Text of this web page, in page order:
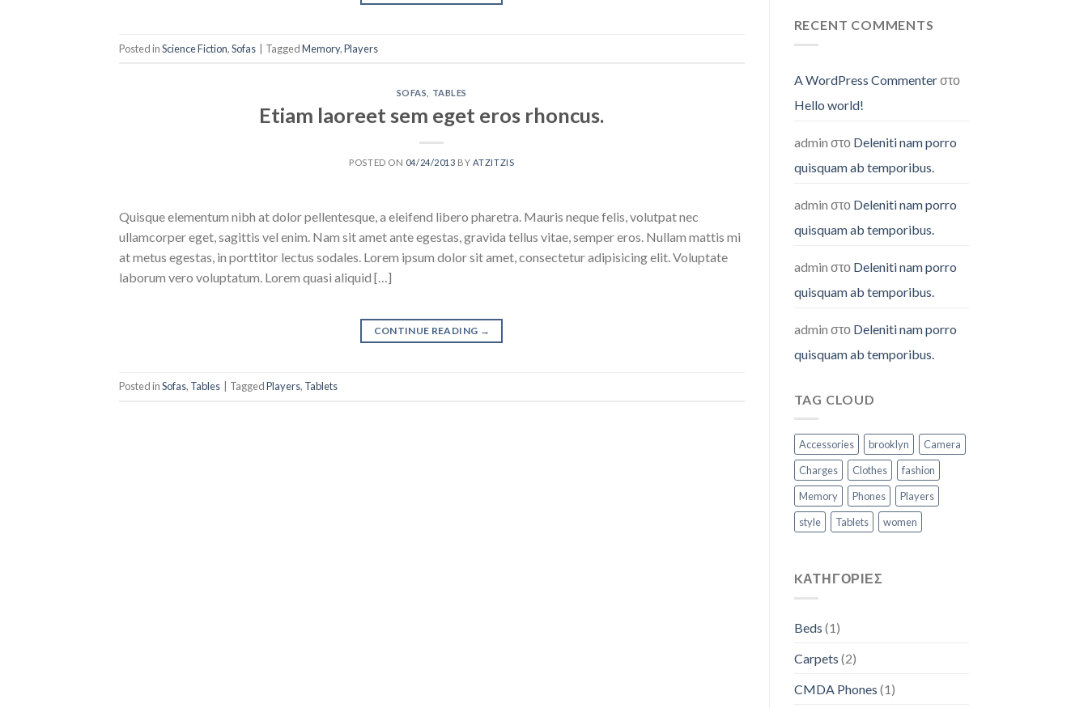
Posted inScience Fiction,Sofas TaggedMemory,Players
SOFAS TABLES
Etiam laoreet sem eget eros rhoncus.
POSTED ON 04/24/2013 BY ATZITZIS
Quisque elementum nibh at dolor pellentesque, a eleifend libero pharetra. Mauris neque felis, volutpat nec
ullamcorper eget, sagittis vel enim. Nam sit amet ante egestas, gravida tellus vitae, semper eros. Nullam mattis mi
at metus egestas, in porttitor lectus sodales. Lorem ipsum dolor sit amet, consectetur adipisicing elit. Voluptate
laborum vero voluptatum. Lorem quasi aliquid […]
CONTINUE READING →
Posted inSofas, Tables TaggedPlayers, Tablets
RECENT COMMENTS
A WordPress Commenterστο
Hello world!
admin στο Deleniti nam porro
quisquam ab temporibus.
admin στο Deleniti nam porro
quisquam ab temporibus.
admin στο Deleniti nam porro
quisquam ab temporibus.
admin στο Deleniti nam porro
quisquam ab temporibus.
TAG CLOUD
Accessories brooklyn
Camera
Charges
Clothes
fashion
Memory
Phones
Players
style
Tablets women
KΑΤΗΓΟΡΊΕΣ
Beds (1)
Carpets (2)
CMDA Phones (1)